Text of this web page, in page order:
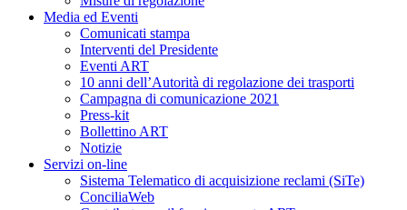
Media ed Eventi
Comunicati stampa
Interventi del Presidente
Eventi ART
10 anni dell’Autorità di regolazione dei trasporti
Campagna di comunicazione 2021
Press-kit
Bollettino ART
Notizie
Servizi on-line
Sistema Telematico di acquisizione reclami (SiTe)
ConciliaWeb